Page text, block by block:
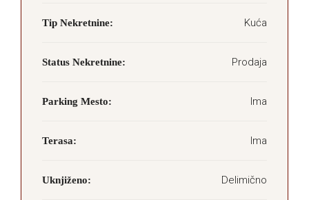
Tip Nekretnine: Kuća
Status Nekretnine: Prodaja
Parking Mesto: Ima
Terasa: Ima
Uknjiženo: Delimično